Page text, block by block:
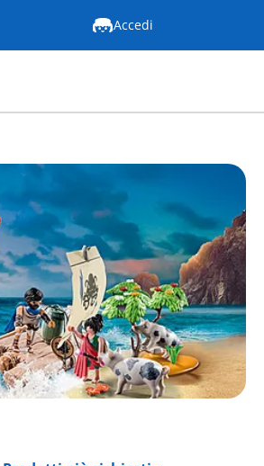
Accedi